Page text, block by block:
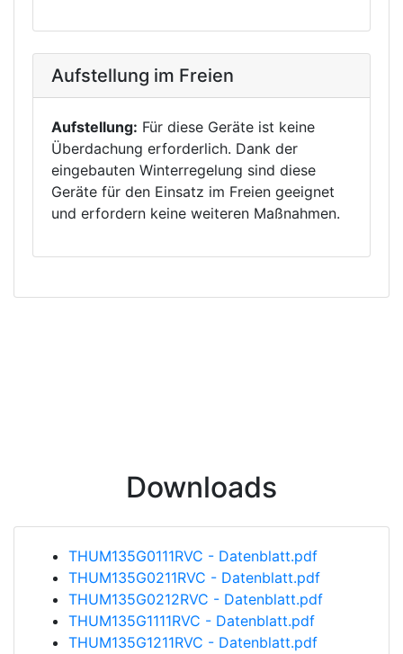
Aufstellung im Freien
Aufstellung: Für diese Geräte ist keine
Überdachung erforderlich. Dank der
eingebauten Winterregelung sind diese
Geräte für den Einsatz im Freien geeignet
und erfordern keine weiteren Maßnahmen.
Downloads
THUM135G0111RVC - Datenblatt.pdf
THUM135G0211RVC - Datenblatt.pdf
THUM135G0212RVC - Datenblatt.pdf
THUM135G1111RVC - Datenblatt.pdf
THUM135G1211RVC - Datenblatt.pdf